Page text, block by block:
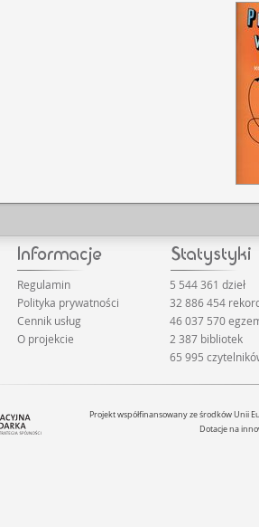
Regulamin
Polityka prywatności
Cennik usług
O projekcie
5 544 361 dzieł
32 886 454
46 037 570
2 387 bibliotek
65 995
Projekt współfinansowany ze środków Unii
Dotacje na